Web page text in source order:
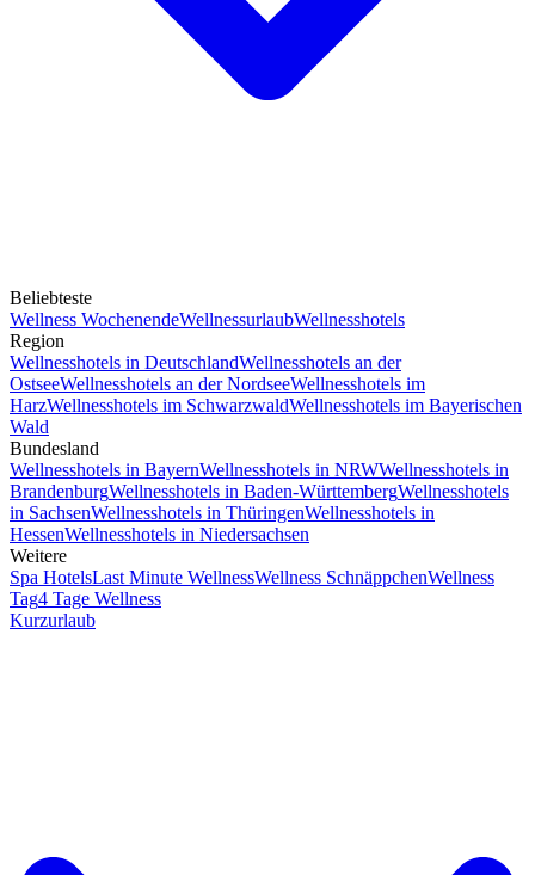
Beliebteste
Wellness WochenendeWellnessurlaubWellnesshotels
Region
Wellnesshotels in DeutschlandWellnesshotels an der
OstseeWellnesshotels an der NordseeWellnesshotels im
HarzWellnesshotels im SchwarzwaldWellnesshotels im Bayerischen
Wald
Bundesland
Wellnesshotels in BayernWellnesshotels in NRWWellnesshotels in
BrandenburgWellnesshotels in Baden-WürttembergWellnesshotels
in SachsenWellnesshotels in ThüringenWellnesshotels in
HessenWellnesshotels in Niedersachsen
Weitere
Spa HotelsLast Minute WellnessWellness SchnäppchenWellness
Tag4 Tage Wellness
Kurzurlaub